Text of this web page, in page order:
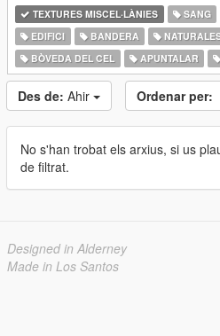
TEXTURES MISCEL·LÀNIES SANG
EDIFICI
BANDERA
BÒVEDA DEL CEL
APUNTALAR
Des de: Ahir Ordenar per:
No s'han trobat els arxius, si us
de filtrat.
Designed in Alderney
Made in Los Santos